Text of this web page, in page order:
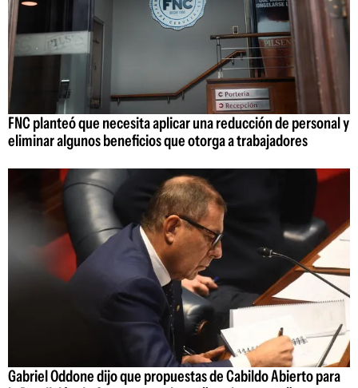
FNC planteó que necesita aplicar una reducción de personal y
eliminar algunos beneficios que otorga a trabajadores
Gabriel Oddone dijo que propuestas de Cabildo Abierto para